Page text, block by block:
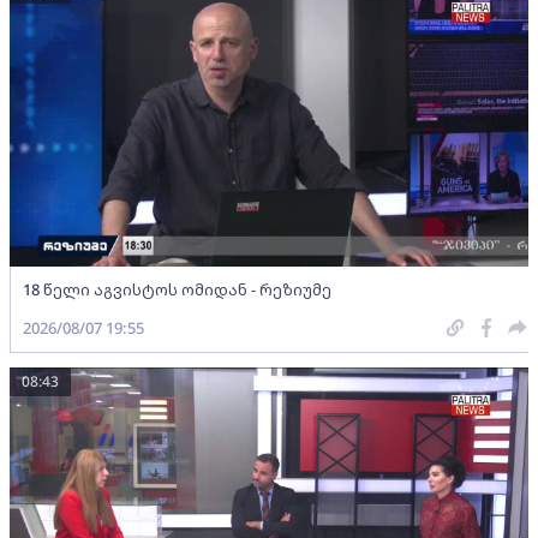
18 წელი აგვისტოს ომიდან - რეზიუმე
2026/08/07 19:55
08:43